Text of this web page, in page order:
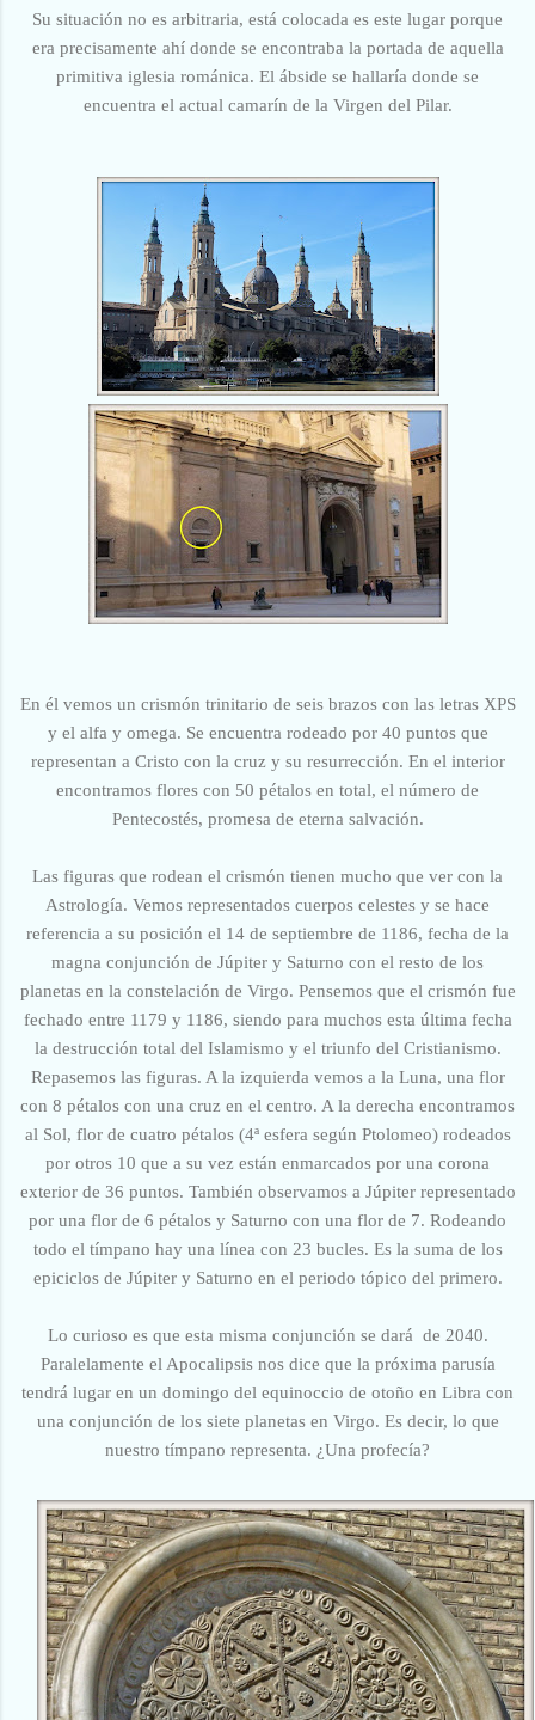
Su situación no es arbitraria, está colocada es este lugar porque
era precisamente ahí donde se encontraba la portada de aquella
primitiva iglesia románica. El ábside se hallaría donde se
encuentra el actual camarín de la Virgen del Pilar.
En él vemos un crismón trinitario de seis brazos con las letras XPS
y el alfa y omega. Se encuentra rodeado por 40 puntos que
representan a Cristo con la cruz y su resurrección. En el interior
encontramos flores con 50 pétalos en total, el número de
Pentecostés, promesa de eterna salvación.
Las figuras que rodean el crismón tienen mucho que ver con la
Astrología. Vemos representados cuerpos celestes y se hace
referencia a su posición el 14 de septiembre de 1186, fecha de la
magna conjunción de Júpiter y Saturno con el resto de los
planetas en la constelación de Virgo. Pensemos que el crismón fue
fechado entre 1179 y 1186, siendo para muchos esta última fecha
la destrucción total del Islamismo y el triunfo del Cristianismo.
Repasemos las figuras. A la izquierda vemos a la Luna, una flor
con 8 pétalos con una cruz en el centro. A la derecha encontramos
al Sol, flor de cuatro pétalos (4ª esfera según Ptolomeo) rodeados
por otros 10 que a su vez están enmarcados por una corona
exterior de 36 puntos. También observamos a Júpiter representado
por una flor de 6 pétalos y Saturno con una flor de 7. Rodeando
todo el tímpano hay una línea con 23 bucles. Es la suma de los
epiciclos de Júpiter y Saturno en el periodo tópico del primero.
Lo curioso es que esta misma conjunción se dará de 2040.
Paralelamente el Apocalipsis nos dice que la próxima parusía
tendrá lugar en un domingo del equinoccio de otoño en Libra con
una conjunción de los siete planetas en Virgo. Es decir, lo que
nuestro tímpano representa. ¿Una profecía?